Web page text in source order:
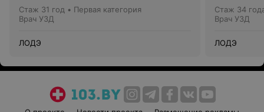
Стаж 31 год • Первая категория
Врач УЗД
ЛОДЭ
Стаж 34
Врач УЗД
ЛОДЭ